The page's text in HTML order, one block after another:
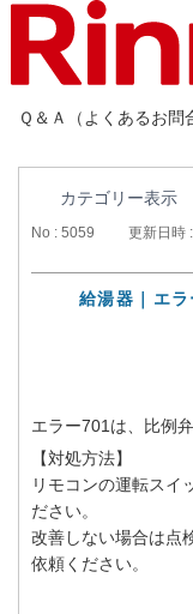
Ｑ＆Ａ（よくあるお問
カテゴリー表示
No : 5059 更新日時
給湯器｜エ
エラー701は、比例
【対処方法】
リモコンの運転スイ
ださい。
改善しない場合は点
依頼ください。